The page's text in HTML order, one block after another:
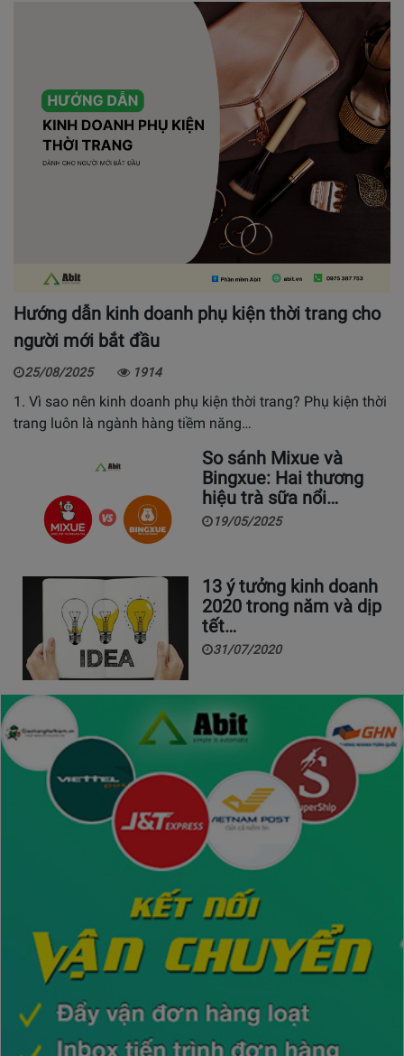
Hướng dẫn kinh doanh phụ kiện thời trang cho
người mới bắt đầu
25/08/2025 1914
1. Vì sao nên kinh doanh phụ kiện thời trang? Phụ kiện thời
trang luôn là ngành hàng tiềm năng…
So sánh Mixue và
Bingxue: Hai thương
hiệu trà sữa nổi…
19/05/2025
13 ý tưởng kinh doanh
2020 trong năm và dịp
tết…
31/07/2020